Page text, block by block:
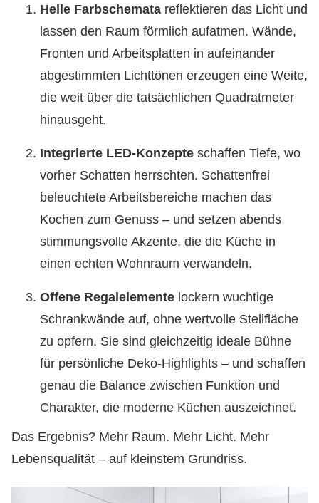
Helle Farbschemata reflektieren das Licht und
lassen den Raum förmlich aufatmen. Wände,
Fronten und Arbeitsplatten in aufeinander
abgestimmten Lichttönen erzeugen eine Weite,
die weit über die tatsächlichen Quadratmeter
hinausgeht.
Integrierte LED-Konzepte schaffen Tiefe, wo
vorher Schatten herrschten. Schattenfrei
beleuchtete Arbeitsbereiche machen das
Kochen zum Genuss – und setzen abends
stimmungsvolle Akzente, die die Küche in
einen echten Wohnraum verwandeln.
Offene Regalelemente lockern wuchtige
Schrankwände auf, ohne wertvolle Stellfläche
zu opfern. Sie sind gleichzeitig ideale Bühne
für persönliche Deko-Highlights – und schaffen
genau die Balance zwischen Funktion und
Charakter, die moderne Küchen auszeichnet.
Das Ergebnis? Mehr Raum. Mehr Licht. Mehr
Lebensqualität – auf kleinstem Grundriss.